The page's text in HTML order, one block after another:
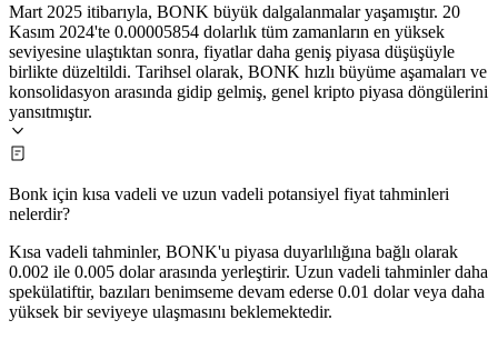
Mart 2025 itibarıyla, BONK büyük dalgalanmalar yaşamıştır. 20
Kasım 2024'te 0.00005854 dolarlık tüm zamanların en yüksek
seviyesine ulaştıktan sonra, fiyatlar daha geniş piyasa düşüşüyle
birlikte düzeltildi. Tarihsel olarak, BONK hızlı büyüme aşamaları ve
konsolidasyon arasında gidip gelmiş, genel kripto piyasa döngülerini
yansıtmıştır.
Bonk için kısa vadeli ve uzun vadeli potansiyel fiyat tahminleri
nelerdir?
Kısa vadeli tahminler, BONK'u piyasa duyarlılığına bağlı olarak
0.002 ile 0.005 dolar arasında yerleştirir. Uzun vadeli tahminler daha
spekülatiftir, bazıları benimseme devam ederse 0.01 dolar veya daha
yüksek bir seviyeye ulaşmasını beklemektedir.